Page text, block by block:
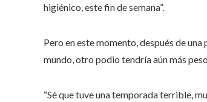
higiénico, este fin de semana”.
Pero en este momento, después de
mundo, otro podio tendría aún más
“Sé que tuve una temporada terrible,